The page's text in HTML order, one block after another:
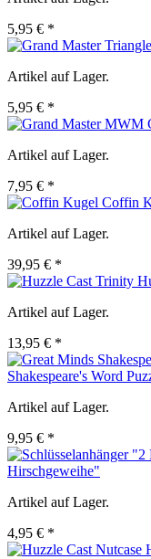
5,95 € *
Artikel auf Lager.
5,95 € *
Artikel auf Lager.
7,95 € *
Coffin
Artikel auf Lager.
39,95 € *
Artikel auf Lager.
13,95 € *
Shakespeare's Word
Artikel auf Lager.
9,95 € *
Hirschgeweihe"
Artikel auf Lager.
4,95 € *